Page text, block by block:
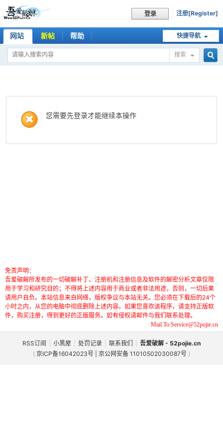
登录 注册[Register]
快捷导航
网站 新帖 帮助
搜索
您需要先登录才能继续本操作
免责声明：
吾爱破解所发布的一切破解补丁、注册机和注册信息及软件的解密分析文章仅限
用于学习和研究目的；不得将上述内容用于商业或者非法用途，否则，一切后果
请用户自负。本站信息来自网络，版权争议与本站无关。您必须在下载后的24个
小时之内，从您的电脑中彻底删除上述内容。如果您喜欢该程序，请支持正版软
件，购买注册，得到更好的正版服务。如有侵权请邮件与我们联系处理。
Mail To:Service@52pojie.cn
RSS订阅 小黑屋 处罚记录 联系我们
吾爱破解 - 52pojie.cn
( 京ICP备16042023号 | 京公网安备 11010502030087号 )